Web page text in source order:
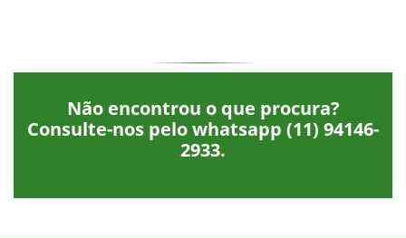
Não encontrou o que procura?
Consulte-nos pelo whatsapp (11) 94146-
2933.